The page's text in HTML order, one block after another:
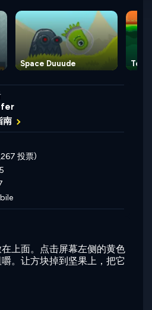
Space Duuude
南
投票)
上面。点击屏幕左侧的黄色
。让方块掉到坚果上，把它